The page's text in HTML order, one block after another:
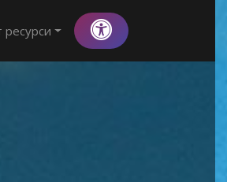
ресурси